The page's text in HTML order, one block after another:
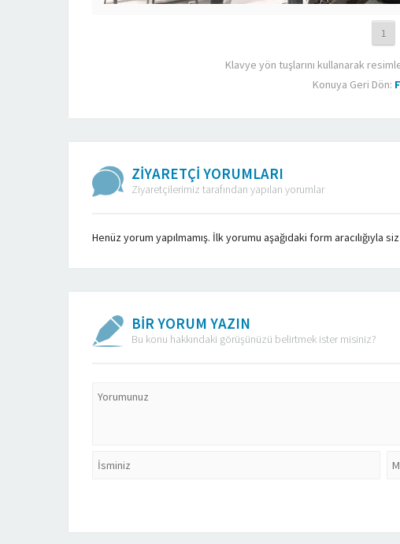
1
Klavye yön tuşlarını kullanarak
Konuya Geri Dön:
ZİYARETÇİ YORUMLARI
Ziyaretçilerimiz tarafından yapılan yorumlar
Henüz yorum yapılmamış. İlk yorumu aşağıdaki form aracılığıyla
BİR YORUM YAZIN
Bu konu hakkındaki görüşünüzü belirtmek ister misiniz?